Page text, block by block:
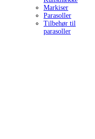
Markiser
Parasoller
Tilbehør til
parasoller